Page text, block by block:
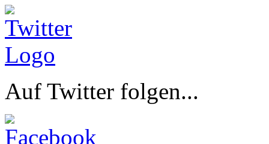
Auf Twitter folgen...